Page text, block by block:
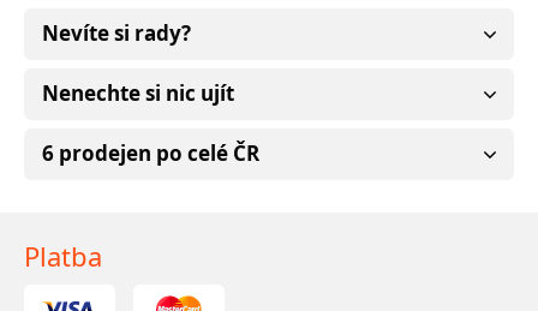
Nevíte si rady?
Nenechte si nic ujít
6 prodejen po celé ČR
Platba